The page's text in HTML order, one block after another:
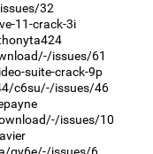
32
11-crack-3i
issues/61
suite-crack-9p
c6su/-/issues/46
issues/10